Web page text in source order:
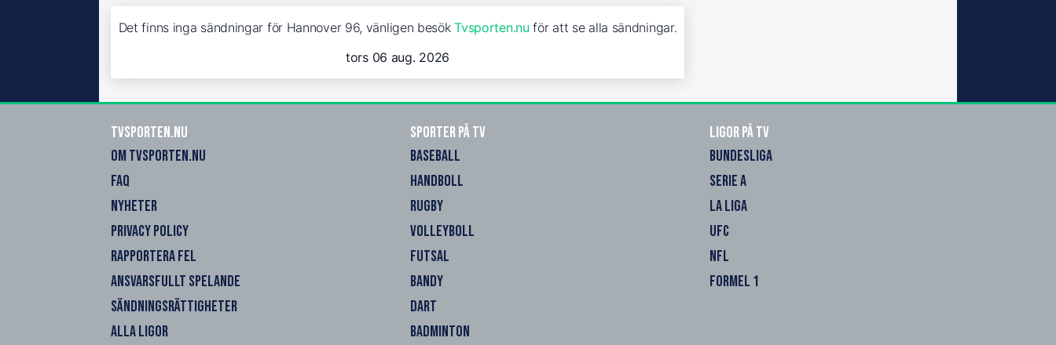
Det finns inga sändningar för Hannover 96, vänligen besökTvsporten.nu för att se alla sändningar.
tors 06 aug. 2026
Tvsporten.nu
OM TVSPORTEN.NU
FAQ
NYHETER
PRIVACY POLICY
RAPPORTERA FEL
ANSVARSFULLT SPELANDE
SÄNDNINGSRÄTTIGHETER
ALLA LIGOR
Sporter på TV
BASEBALL
HANDBOLL
RUGBY
VOLLEYBOLL
FUTSAL
BANDY
DART
BADMINTON
Ligor på TV
BUNDESLIGA
SERIE A
LA LIGA
UFC
NFL
FORMEL 1